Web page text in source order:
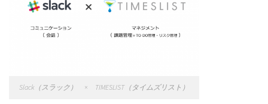
Slack（スラック） × TIMESLIST（タイムズリスト）